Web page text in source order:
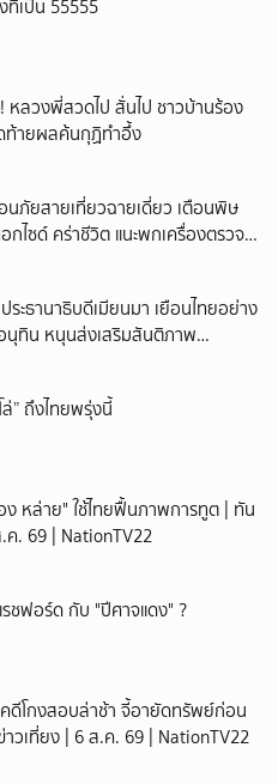
เป็น 55555
หลวงพี่สวดไป สั่นไป ชาวบ้านร้อง
ท้ายผลค้นกุฏิทำอึ้ง
นภัยสายเที่ยวฉายเดี่ยว เตือนพิษ
ไซด์ คร่าชีวิต แนะพกเครื่องตรวจ
ระธานาธิบดีเมียนมา เยือนไทยอย่าง
นุทิน หนุนส่งเสริมสันติภาพ
แดน
ล่” ถึงไทยพรุ่งนี้
หล่าย" ใช้ไทยฟื้นภาพการทูต | ทัน
ค. 69 | NationTV22
ชฟอร์ด กับ "ปีศาจแดง" ?
ดีโกงสอบล่าช้า จี้อายัดทรัพย์ก่อน
วเที่ยง | 6 ส.ค. 69 | NationTV22